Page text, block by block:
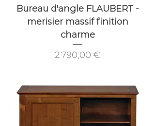
Bureau d'angle FLAUBERT -
merisier massif finition
charme
Prix
2 790,00 €